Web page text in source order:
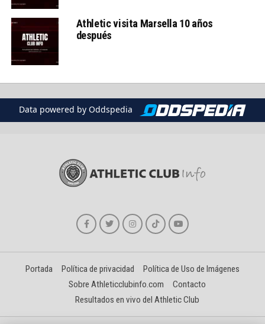
Athletic visita Marsella 10 años
después
Data powered by Oddspedia
Portada Política de privacidad
Política de Uso de Imágenes
Sobre Athleticclubinfo.com
Contacto
Resultados en vivo del Athletic Club